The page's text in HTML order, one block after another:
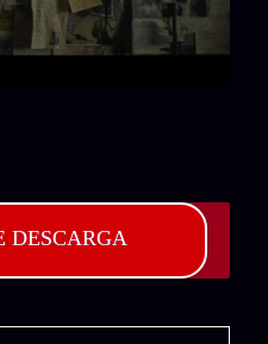
DESCARGA